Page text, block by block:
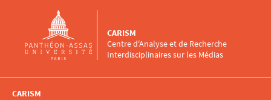
Centre d'Analyse et de Recherche
Interdisciplinaires sur les Médias
CARISM
CARISM